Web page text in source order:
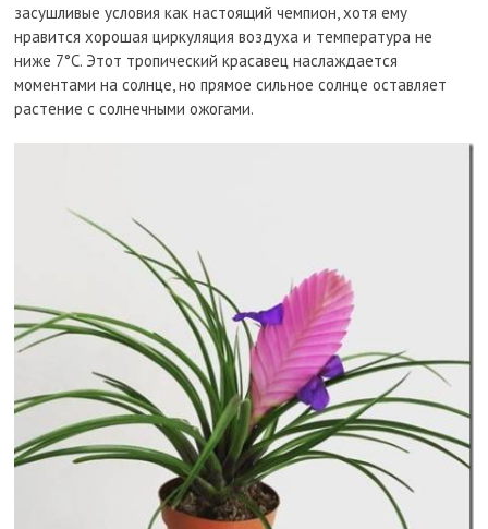
засушливые условия как настоящий чемпион, хотя ему
нравится хорошая циркуляция воздуха и температура не
ниже 7°C. Этот тропический красавец наслаждается
моментами на солнце, но прямое сильное солнце оставляет
растение с солнечными ожогами.